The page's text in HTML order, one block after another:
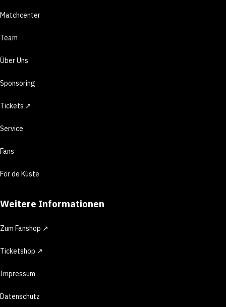
Matchcenter
Team
Über Uns
Sponsoring
Tickets ↗
Service
Fans
För de Küste
Weitere Informationen
Zum Fanshop ↗
Ticketshop ↗
Impressum
Datenschutz